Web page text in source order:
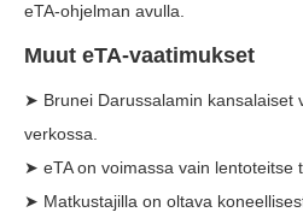
eTA-ohjelman avulla.
Muut eTA-vaatimukset
➤ Brunei Darussalamin kansalaiset
verkossa.
➤ eTA on voimassa vain lentoteitse
➤ Matkustajilla on oltava